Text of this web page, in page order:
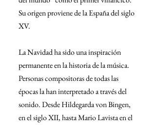
Su origen proviene de la España del siglo
XV.
La Navidad ha sido una inspiración
permanente en la historia de la música.
Personas compositoras de todas las
épocas la han interpretado a través del
sonido. Desde Hildegarda von Bingen,
en el siglo XII, hasta Mario Lavista en el